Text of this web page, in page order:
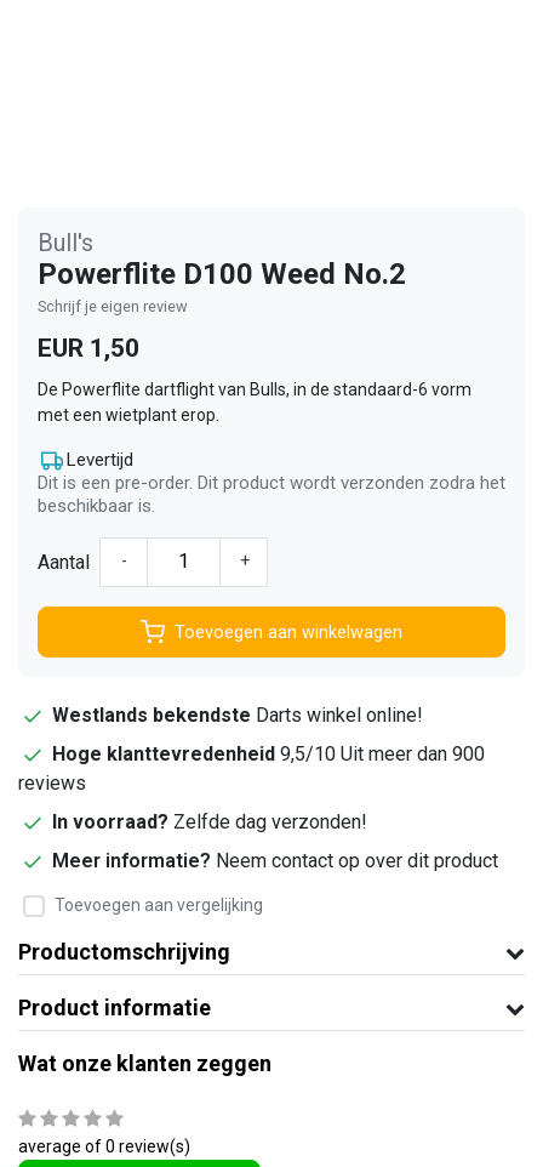
Bull's
Powerflite D100 Weed No.2
Schrijf je eigen review
EUR 1,50
De Powerflite dartflight van Bulls, in de standaard-6 vorm
met een wietplant erop.
Levertijd
Dit is een pre-order. Dit product wordt verzonden zodra het
beschikbaar is.
Aantal - +
Toevoegen aan winkelwagen
Westlands bekendste Darts winkel online!
Hoge klanttevredenheid 9,5/10 Uit meer dan 900
reviews
In voorraad? Zelfde dag verzonden!
Meer informatie? Neem contact op over dit product
Toevoegen aan vergelijking
Productomschrijving
Product informatie
Wat onze klanten zeggen
average of 0 review(s)